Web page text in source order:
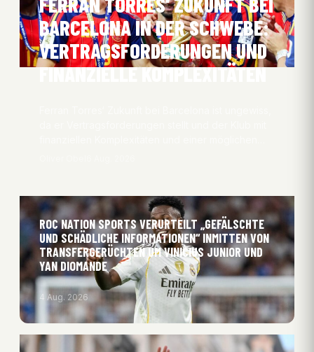
BARCELONA IN DER SCHWEBE:
VERTRAGSFORDERUNGEN UND
FINANZIELLE KOMPLEXITÄTEN
ROC NATION SPORTS VERURTEILT „GEFÄLSCHTE
UND SCHÄDLICHE INFORMATIONEN“ INMITTEN VON
TRANSFERGERÜCHTEN UM VINICIUS JUNIOR UND
YAN DIOMANDE
4 Aug. 2026